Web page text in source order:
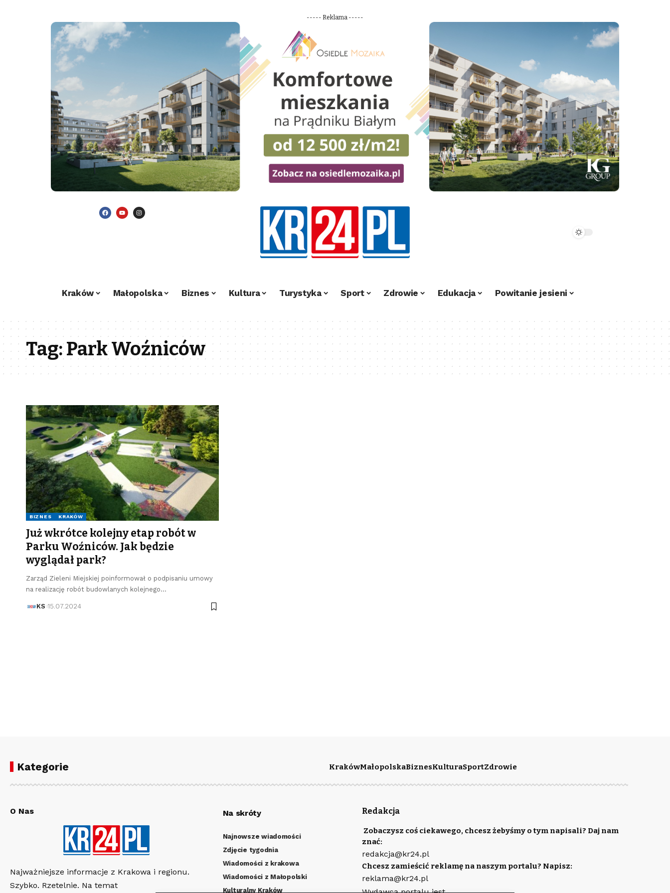
----- Reklama -----
Kraków Małopolska Biznes Kultura Turystyka Sport Zdrowie Edukacja Powitanie jesieni
Tag:Park Woźniców
BIZNES KRAKÓW
Już wkrótce kolejny etap robót w
Parku Woźniców. Jak będzie
wyglądał park?
Zarząd Zieleni Miejskiej poinformował o podpisaniu umowy
na realizację robót budowlanych kolejnego…
KS 15.07.2024
Kategorie KrakówMałopolskaBiznesKulturaSportZdrowie
O Nas
Najważniejsze informacje z Krakowa i regionu.
Szybko. Rzetelnie. Na temat
Na skróty
Najnowsze wiadomości
Zdjęcie tygodnia
Wiadomości z krakowa
Wiadomości z Małopolski
Kulturalny Kraków
Redakcja
Zobaczysz coś ciekawego, chcesz żebyśmy o tym napisali? Daj nam
znać:
redakcja@kr24.pl
Chcesz zamieścić reklamę na naszym portalu? Napisz:
reklama@kr24.pl